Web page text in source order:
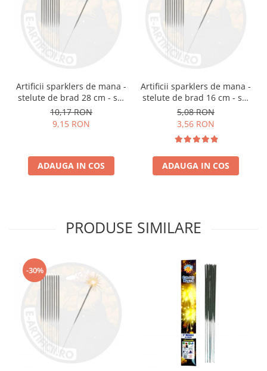
Artificii sparklers de mana -
stelute de brad 28 cm - set
10 buc
10,17 RON
9,15 RON
ADAUGA IN COS
Artificii sparklers de mana -
stelute de brad 16 cm - set
10 buc
5,08 RON
3,56 RON
ADAUGA IN COS
PRODUSE SIMILARE
-30%